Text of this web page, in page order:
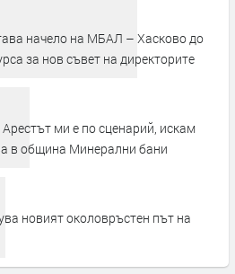
начело на МБАЛ – Хасково до
за нов съвет на директорите
ми е по сценарий, искам
в община Минерални бани
новият околовръстен път на